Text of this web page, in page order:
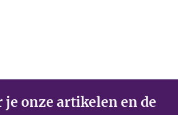
je onze artikelen en de